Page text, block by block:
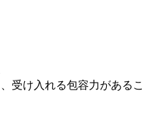
受け入れる包容力があるこ